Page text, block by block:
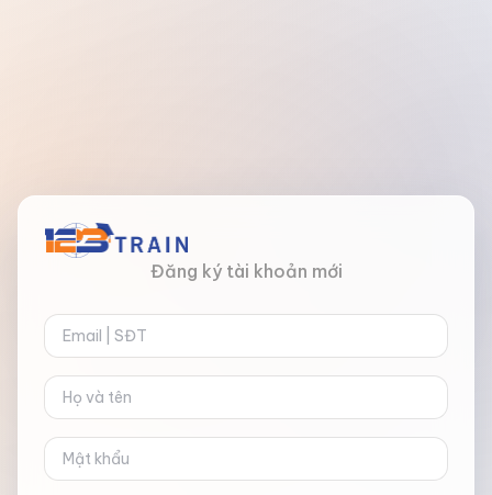
Đăng ký tài khoản mới